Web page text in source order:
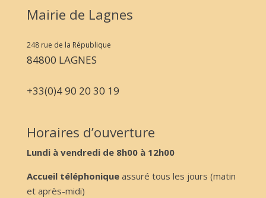
Mairie de Lagnes
248 rue de la République
84800 LAGNES
+33(0)4 90 20 30 19
Horaires d’ouverture
Lundi à vendredi de 8h00 à 12h00
Accueil téléphoniqueassuré tous les jours (matin
et après-midi)